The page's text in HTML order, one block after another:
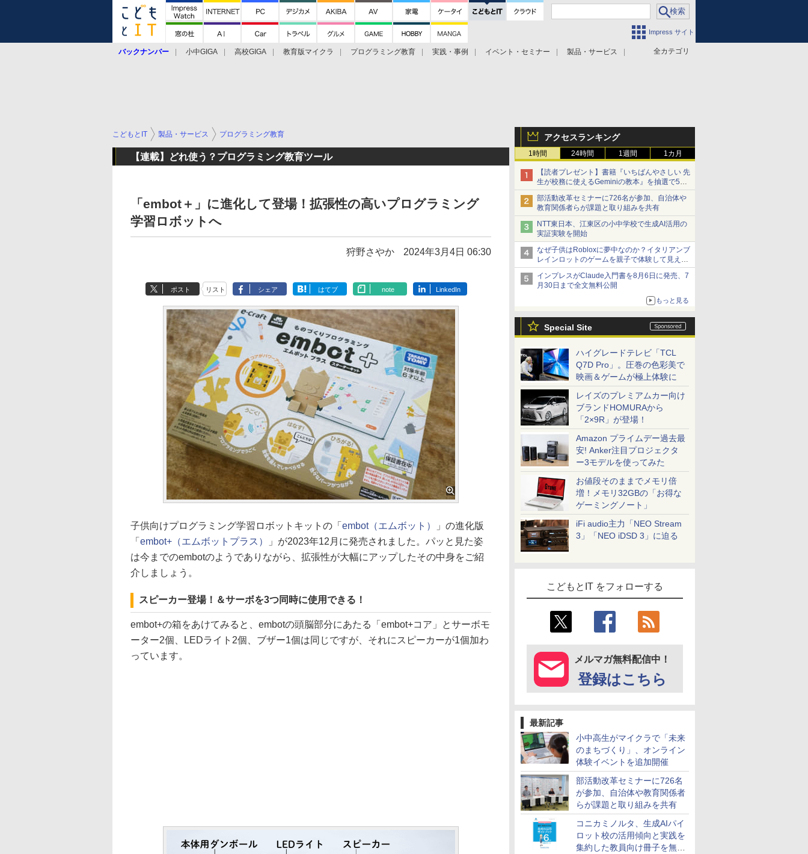
Impress サイト
全カテゴリ
バックナンバー 小中GIGA 高校GIGA 教育版マイクラ プログラミング教育 実践・事例 イベント・セミナー 製品・サービス
アクセスランキング
1時間 24時間 1週間 1カ月
【読者プレゼント】書籍『いちばんやさしい 先
生が校務に使えるGeminiの教本』を抽選で5名
様にプレゼント ――応募締切は2026年8月12
日（水）まで
部活動改革セミナーに726名が参加、自治体や
教育関係者らが課題と取り組みを共有
NTT東日本、江東区の小中学校で生成AI活用の
実証実験を開始
なぜ子供はRobloxに夢中なのか？イタリアンブ
レインロットのゲームを親子で体験して見えた
こと
インプレスがClaude入門書を8月6日に発売、7
月30日まで全文無料公開
もっと見る
Special Site
ハイグレードテレビ「TCL
Q7D Pro」。圧巻の色彩美で
映画＆ゲームが極上体験に
レイズのプレミアムカー向け
ブランドHOMURAから
「2×9R」が登場！
Amazon プライムデー過去最
安! Anker注目プロジェクタ
ー3モデルを使ってみた
お値段そのままでメモリ倍
増！メモリ32GBの「お得な
ゲーミングノート」
iFi audio主力「NEO Stream
3」「NEO iDSD 3」に迫る
こどもとIT をフォローする
メルマガ無料配信中！
登録はこちら
最新記事
小中高生がマイクラで「未来
のまちづくり」、オンライン
体験イベントを追加開催
部活動改革セミナーに726名
が参加、自治体や教育関係者
らが課題と取り組みを共有
コニカミノルタ、生成AIパイ
ロット校の活用傾向と実践を
集約した教員向け冊子を無料
こどもとIT 製品・サービス プログラミング教育
【連載】どれ使う？プログラミング教育ツール
「embot＋」に進化して登場！拡張性の高いプログラミング
学習ロボットへ
狩野さやか 2024年3月4日 06:30
ポスト リスト シェア はてブ note LinkedIn
子供向けプログラミング学習ロボットキットの「 embot（エムボット）
」の進化版
「 embot+（エムボットプラス）
」が2023年12月に発売されました。パッと見た姿
は今までのembotのようでありながら、拡張性が大幅にアップしたその中身をご紹
介しましょう。
スピーカー登場！＆サーボを3つ同時に使用できる！
embot+の箱をあけてみると、embotの頭脳部分にあたる「embot+コア」とサーボモ
ーター2個、LEDライト2個、ブザー1個は同じですが、それにスピーカーが1個加わ
っています。